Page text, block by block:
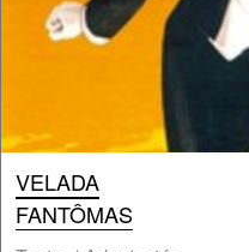
VELADA
FANTÔMAS